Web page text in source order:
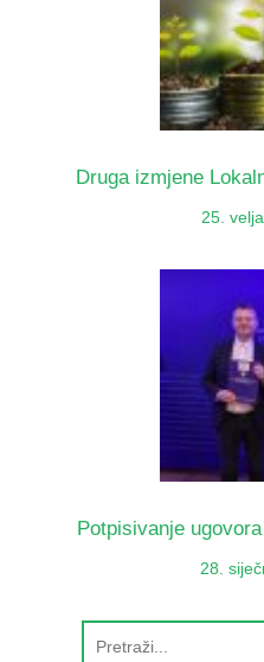
Druga izmjene
25.
Potpisivanje
28.